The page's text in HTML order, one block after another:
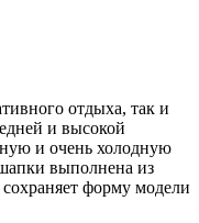
отдыха, так и
и высокой
и очень холодную
выполнена из
форму модели